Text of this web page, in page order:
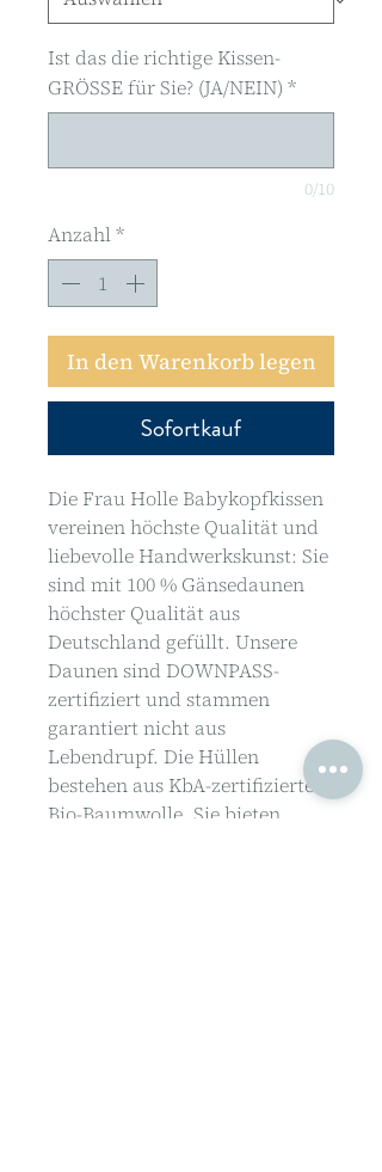
Ist das die richtige Kissen-
GRÖSSE für Sie? (JA/NEIN) *
0/10
Anzahl*
In den Warenkorb legen
Sofortkauf
Die Frau Holle Babykopfkissen
vereinen höchste Qualität und
liebevolle Handwerkskunst: Sie
sind mit 100 % Gänsedaunen
höchster Qualität aus
Deutschland gefüllt. Unsere
Daunen sind DOWNPASS-
zertifiziert und stammen
garantiert nicht aus
Lebendrupf. Die Hüllen
bestehen aus KbA-zertifizierter
Bio-Baumwolle. Sie bieten